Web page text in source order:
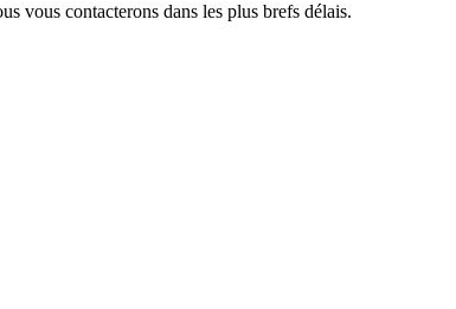
vous contacterons dans les plus brefs délais.